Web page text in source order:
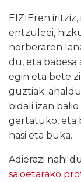
EIZIEren
entzuleei,
norberaren
du, eta
egin eta bete
guztiak;
bidali izan
gertatuko, eta
hasi eta buka.
Adierazi nahi
saioetarako